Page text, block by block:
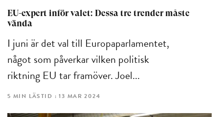
EU-expert inför valet: Dessa tre trender måste
vända
I juni är det val till Europaparlamentet,
något som påverkar vilken politisk
riktning EU tar framöver. Joel...
5 MIN LÄSTID : 13 MAR 2024